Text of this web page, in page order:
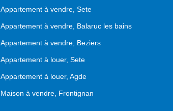
Appartement à vendre, Sete
Appartement à vendre, Balaruc les bains
Appartement à vendre, Beziers
Appartement à louer, Sete
Appartement à louer, Agde
Maison à vendre, Frontignan